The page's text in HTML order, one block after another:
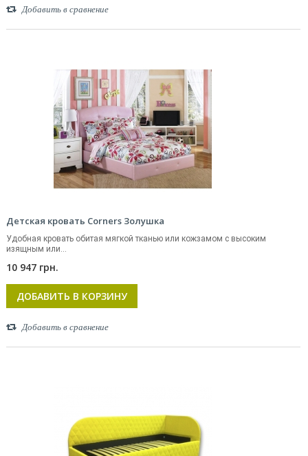
Добавить в сравнение
Детская кровать Corners Золушка
Удобная кровать обитая мягкой тканью или кожзамом с высоким
изящным или...
10 947 грн.
ДОБАВИТЬ В КОРЗИНУ
Добавить в сравнение